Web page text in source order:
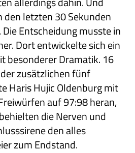
letzten 30 Sekunden
Entscheidung musste in
Dort entwickelte sich ein
besonderer Dramatik. 16
zusätzlichen fünf
Haris Hujic Oldenburg mit
auf 97:98 heran,
die Nerven und
den alles
zum Endstand.